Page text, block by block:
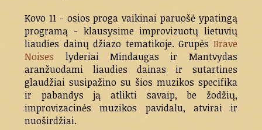
Kovo 11 - osios proga vaikinai paruošė ypatingą
programą - klausysime improvizuotų lietuvių
liaudies dainų džiazo tematikoje. Grupės Brave
Noises lyderiai Mindaugas ir Mantvydas
aranžuodami liaudies dainas ir sutartines
glaudžiai susipažino su šios muzikos specifika
ir pabandys ją atlikti savaip, be žodžių,
improvizacinės muzikos pavidalu, atvirai ir
nuoširdžiai.